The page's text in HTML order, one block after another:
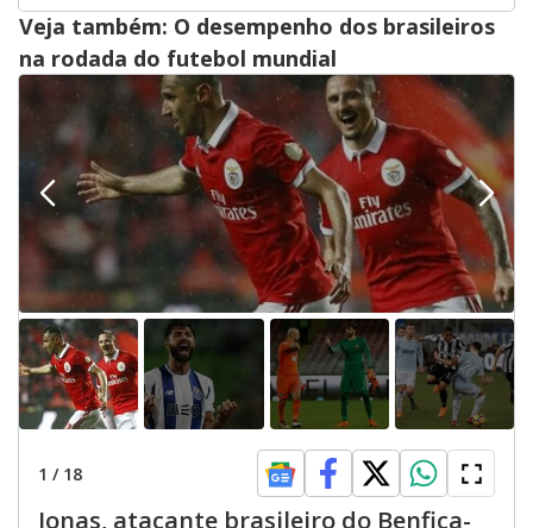
Veja também: O desempenho dos brasileiros
na rodada do futebol mundial
1 / 18
Jonas, atacante brasileiro do Benfica-